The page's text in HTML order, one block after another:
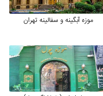
موزه آبگینه و سفالینه تهران